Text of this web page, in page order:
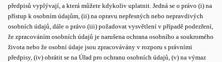
předpisů vyplývají, a která můžete kdykoliv uplatnit. Jedná se o právo (i) na
přístup k osobním údajům, (ii) na opravu nepřesných nebo nepravdivých
osobních údajů, dále o právo (iii) požadovat vysvětlení v případě podezření,
že zpracováním osobních údajů je narušena ochrana osobního a soukromého
života nebo že osobní údaje jsou zpracovávány v rozporu s právními
předpisy, (iv) obrátit se na Úřad pro ochranu osobních údajů, (v) na výmaz